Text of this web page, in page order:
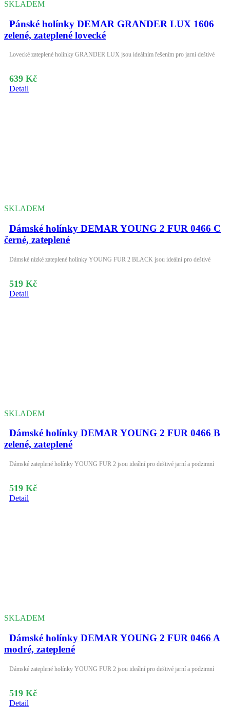
SKLADEM
Pánské holínky DEMAR GRANDER LUX 1606
zelené, zateplené lovecké
Lovecké zateplené holinky GRANDER LUX jsou ideálním řešením pro jarní deštivé
639 Kč
Detail
SKLADEM
Dámské holínky DEMAR YOUNG 2 FUR 0466 C
černé, zateplené
Dámské nízké zateplené holínky YOUNG FUR 2 BLACK jsou ideální pro deštivé
519 Kč
Detail
SKLADEM
Dámské holínky DEMAR YOUNG 2 FUR 0466 B
zelené, zateplené
Dámské zateplené holínky YOUNG FUR 2 jsou ideální pro deštivé jarní a podzimní
519 Kč
Detail
SKLADEM
Dámské holínky DEMAR YOUNG 2 FUR 0466 A
modré, zateplené
Dámské zateplené holínky YOUNG FUR 2 jsou ideální pro deštivé jarní a podzimní
519 Kč
Detail